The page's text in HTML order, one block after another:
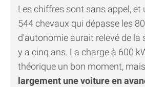
Les chiffres sont sans appel, et
544 chevaux qui dépasse les
d'autonomie aurait relevé de la
y a cinq ans. La charge à 600
théorique un bon moment, mais
largement une voiture en